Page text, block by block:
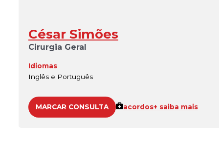
César Simões
Cirurgia Geral
Idiomas
Inglês e Português
MARCAR CONSULTA acordos+ saiba mais